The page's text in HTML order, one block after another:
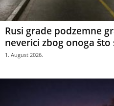
Rusi grade podzemne
neverici zbog onoga što
1. August 2026.